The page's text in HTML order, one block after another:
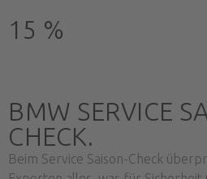
15 %
BMW SERVICE
CHECK.
Beim Service Saison-Check